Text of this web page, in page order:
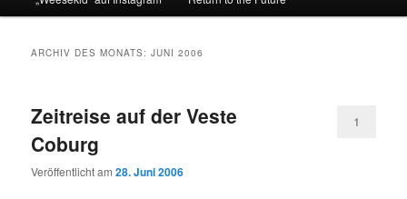
ARCHIV DES MONATS:JUNI 2006
Zeitreise auf der Veste
Coburg
Veröffentlicht am28. Juni 2006
1